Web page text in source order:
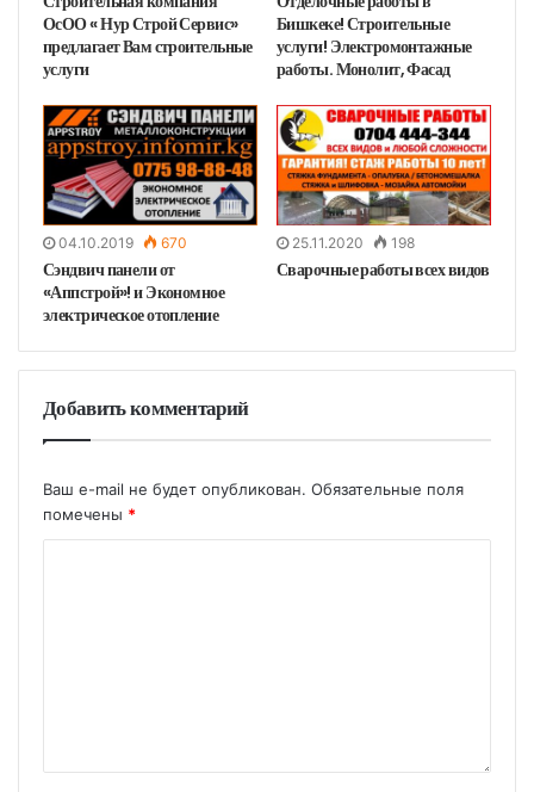
ОсОО « Нур Строй Сервис»
предлагает Вам строительные
услуги
Бишкеке! Строительные
услуги! Электромонтажные
работы. Монолит, Фасад
04.10.2019 670
Сэндвич панели от
«Аппстрой»! и Экономное
электрическое отопление
25.11.2020 198
Сварочные работы всех видов
Добавить комментарий
Ваш e-mail не будет опубликован. Обязательные поля
помечены *